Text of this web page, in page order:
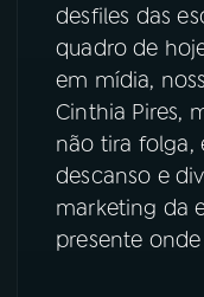
07 ÚLTIMAS
08FESTIVAL DE
ACOMPANHE A
YouTube
desfiles das
quadro de
em mídia,
Cinthia Pires,
não tira folga,
descanso e
marketing da
presente